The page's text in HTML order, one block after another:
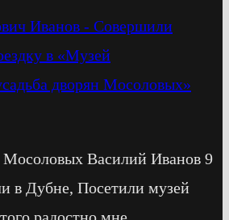
Иванов - Cовершили
в «Музей
дворян Мосоловых»
Василий Иванов 9
в Дубне, Посетили музей